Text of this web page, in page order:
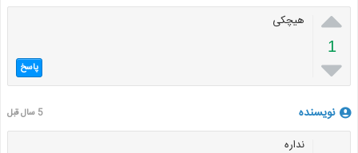

1

هیچکی
پاسخ
نویسنده 5 سال قبل
نداره